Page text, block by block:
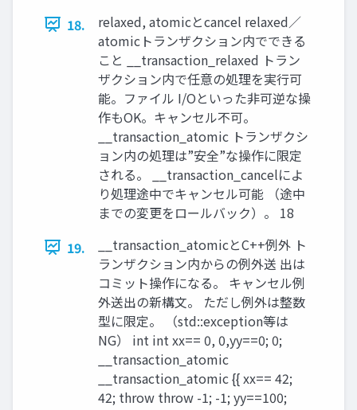
18.
relaxed, atomicとcancel relaxed／
atomicトランザクション内でできる
こと __transaction_relaxed トラン
ザクション内で任意の処理を実行可
能。ファイル I/Oといった非可逆な操
作もOK。キャンセル不可。
__transaction_atomic トランザクシ
ョン内の処理は”安全”な操作に限定
される。 __transaction_cancelによ
り処理途中でキャンセル可能 （途中
までの変更をロールバック）。 18
19.
__transaction_atomicとC++例外 ト
ランザクション内からの例外送 出は
コミット操作になる。 キャンセル例
外送出の新構文。 ただし例外は整数
型に限定。 （std::exception等は
NG） int int xx== 0, 0,yy==0; 0;
__transaction_atomic
__transaction_atomic {{ xx== 42;
42; throw throw -1; -1; yy==100;